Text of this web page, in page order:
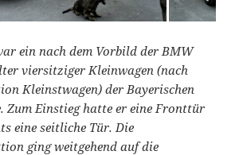
ein nach dem Vorbild der BMW
viersitziger Kleinwagen (nach
Kleinstwagen) der Bayerischen
Zum Einstieg hatte er eine Fronttür
eine seitliche Tür. Die
ging weitgehend auf die